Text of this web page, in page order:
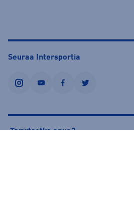
Seuraa Intersportia
instagramyoutubefacebooktwitter
Tarvitsetko apua?